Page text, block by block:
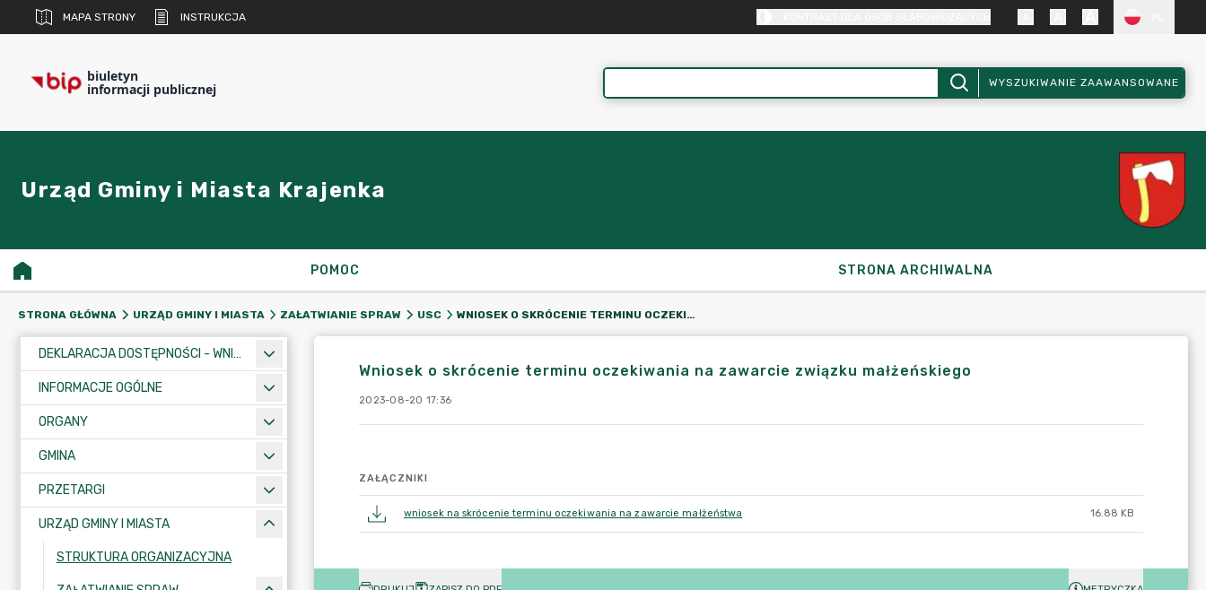
MAPA STRONY INSTRUKCJA
biuletyn
informacji publicznej WYSZUKIWANIE ZAAWANSOWANE
Urząd Gminy i Miasta Krajenka
POMOC STRONA ARCHIWALNA
STRONA GŁÓWNA URZĄD GMINY I MIASTA ZAŁATWIANIE SPRAW USC WNIOSEK O SKRÓCENIE TERMINU OCZEKIWANIA NA ZAWARCIE ZWIĄZKU MAŁŻEŃSKIEGO
DEKLARACJA DOSTĘPNOŚCI - WNIOSEK
INFORMACJE OGÓLNE
ORGANY
GMINA
PRZETARGI
URZĄD GMINY I MIASTA
STRUKTURA ORGANIZACYJNA
Wniosek o skrócenie terminu oczekiwania na zawarcie związku małżeńskiego
2023-08-20 17:36
ZAŁĄCZNIKI
wniosek na skrócenie terminu oczekiwania na zawarcie małżeństwa 16.88 KB